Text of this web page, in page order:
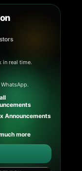
in real time.
Announcements
more